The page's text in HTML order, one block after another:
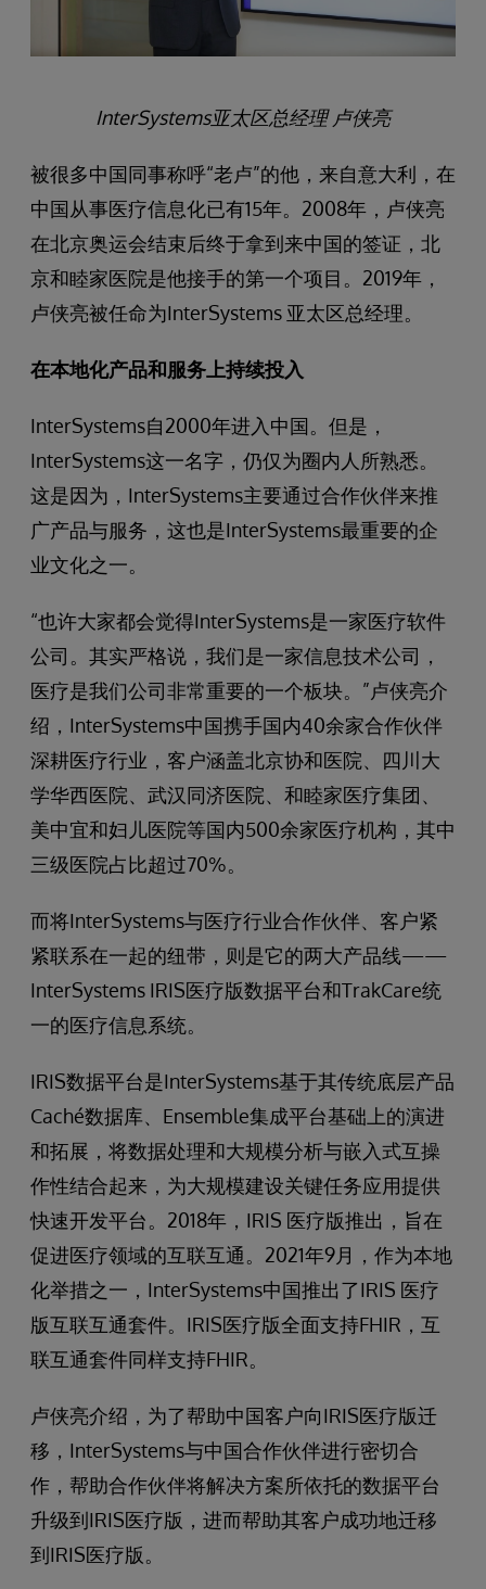
InterSystems亚太区总经理 卢侠亮
被很多中国同事称呼“老卢”的他，来自意大利，在
中国从事医疗信息化已有15年。2008年，卢侠亮
在北京奥运会结束后终于拿到来中国的签证，北
京和睦家医院是他接手的第一个项目。2019年，
卢侠亮被任命为InterSystems 亚太区总经理。
在本地化产品和服务上持续投入
InterSystems自2000年进入中国。但是，
InterSystems这一名字，仍仅为圈内人所熟悉。
这是因为，InterSystems主要通过合作伙伴来推
广产品与服务，这也是InterSystems最重要的企
业文化之一。
“也许大家都会觉得InterSystems是一家医疗软件
公司。其实严格说，我们是一家信息技术公司，
医疗是我们公司非常重要的一个板块。”卢侠亮介
绍，InterSystems中国携手国内40余家合作伙伴
深耕医疗行业，客户涵盖北京协和医院、四川大
学华西医院、武汉同济医院、和睦家医疗集团、
美中宜和妇儿医院等国内500余家医疗机构，其中
三级医院占比超过70%。
而将InterSystems与医疗行业合作伙伴、客户紧
紧联系在一起的纽带，则是它的两大产品线——
InterSystems IRIS医疗版数据平台和TrakCare统
一的医疗信息系统。
IRIS数据平台是InterSystems基于其传统底层产品
Caché数据库、Ensemble集成平台基础上的演进
和拓展，将数据处理和大规模分析与嵌入式互操
作性结合起来，为大规模建设关键任务应用提供
快速开发平台。2018年，IRIS 医疗版推出，旨在
促进医疗领域的互联互通。2021年9月，作为本地
化举措之一，InterSystems中国推出了IRIS 医疗
版互联互通套件。IRIS医疗版全面支持FHIR，互
联互通套件同样支持FHIR。
卢侠亮介绍，为了帮助中国客户向IRIS医疗版迁
移，InterSystems与中国合作伙伴进行密切合
作，帮助合作伙伴将解决方案所依托的数据平台
升级到IRIS医疗版，进而帮助其客户成功地迁移
到IRIS医疗版。